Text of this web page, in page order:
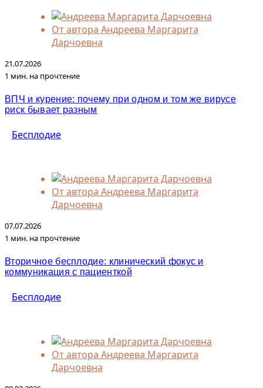
От автора Андреева Маргарита
Дарчоевна
21.07.2026
1 мин. на прочтение
ВПЧ и курение: почему при одном и том же вирусе
риск бывает разным
Бесплодие
От автора Андреева Маргарита
Дарчоевна
07.07.2026
1 мин. на прочтение
Вторичное бесплодие: клинический фокус и
коммуникация с пациенткой
Бесплодие
От автора Андреева Маргарита
Дарчоевна